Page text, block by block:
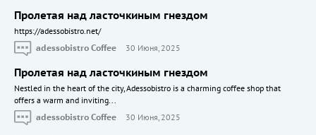
Пролетая над ласточкиным гнездом
https://adessobistro.net/
adessobistro Coffee
30 Июня, 2025
Пролетая над ласточкиным гнездом
Nestled in the heart of the city, Adessobistro is a charming coffee shop that
offers a warm and inviting...
adessobistro Coffee
30 Июня, 2025